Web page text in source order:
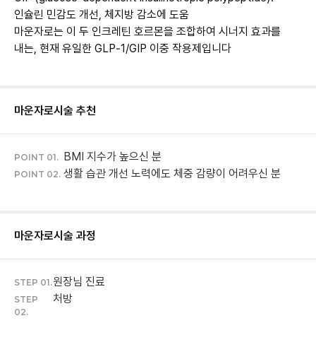
인슐린 민감도 개선, 체지방 감소에 도움
마운자로는 이 두 인크레틴 호르몬을 조합하여 시너지 효과를
내는, 현재 유일한 GLP‑1/GIP 이중 작용제입니다
마운자로시술 추천
POINT 01. BMI 지수가 높으신 분
POINT 02. 생활 습관 개선 노력에도 체중 감량이 어려우신 분
마운자로시술 과정
STEP 01.원장님 진료
STEP
02.
처방